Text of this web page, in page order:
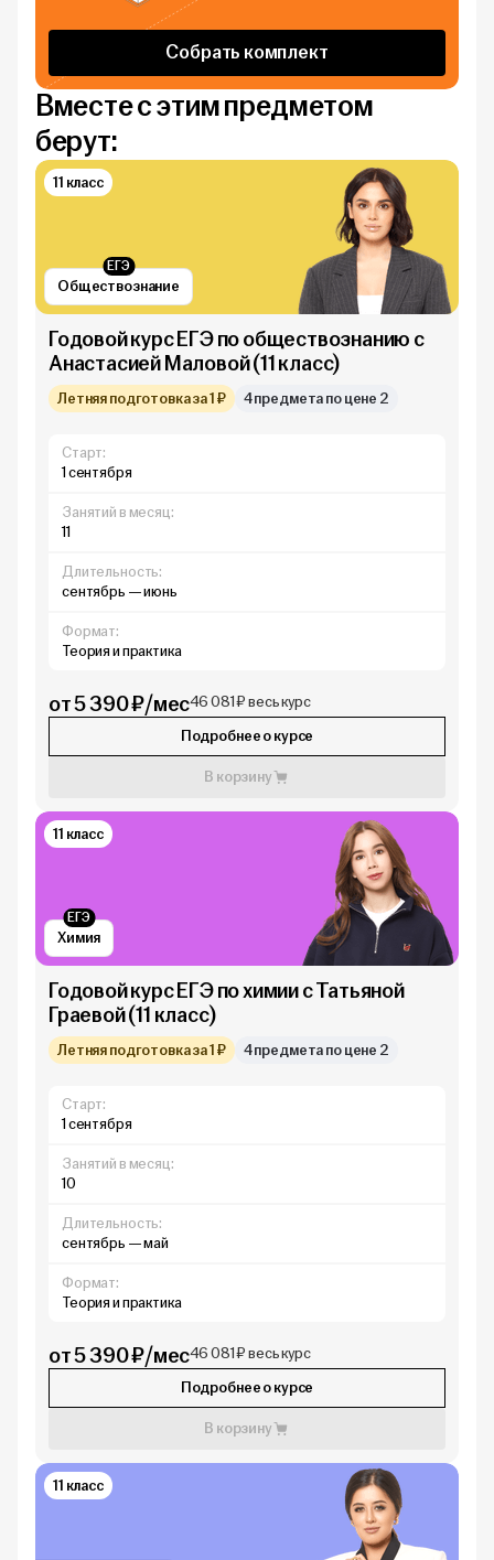
Собрать комплект
Вместе с этим предметом
берут:
Обществознание
ЕГЭ
11 класс
Годовой курс ЕГЭ по обществознанию с
Анастасией Маловой (11 класс)
Летняя подготовка за 1 ₽ 4 предмета по цене 2
Старт:
1 сентября
Занятий в месяц:
11
Длительность:
сентябрь — июнь
Формат:
Теория и практика
от 5 390 ₽/мес46 081 ₽ весь курс
Подробнее о курсе
В корзину
Химия
ЕГЭ
11 класс
Годовой курс ЕГЭ по химии с Татьяной
Граевой (11 класс)
Летняя подготовка за 1 ₽ 4 предмета по цене 2
Старт:
1 сентября
Занятий в месяц:
10
Длительность:
сентябрь — май
Формат:
Теория и практика
от 5 390 ₽/мес46 081 ₽ весь курс
Подробнее о курсе
В корзину
11 класс